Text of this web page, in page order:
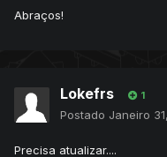
Abraços!
Lokefrs 1
Postado Janeiro
Precisa atualizar....